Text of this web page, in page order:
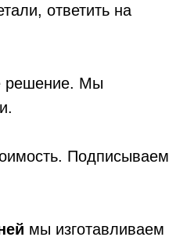
ответить на
решение. Мы
Подписываем
мы изготавливаем